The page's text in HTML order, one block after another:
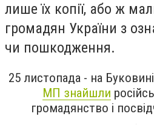
лише їх копії, або ж
громадян України з
чи пошкодження.
25 листопада - на Буковині
МП знайшли
громадянство і